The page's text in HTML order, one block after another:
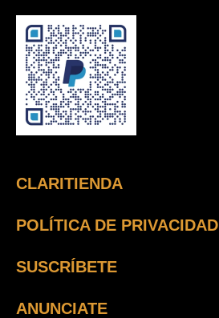
CLARITIENDA
POLÍTICA DE PRIVACIDAD
SUSCRÍBETE
ANUNCIATE